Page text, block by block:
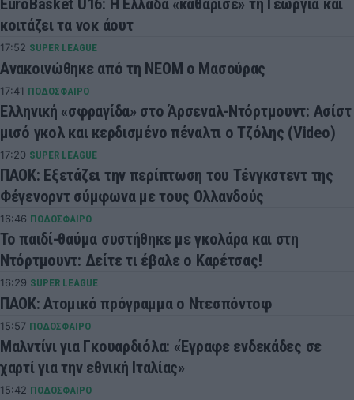
EuroBasket U16: Η Ελλάδα «καθάρισε» τη Γεωργία και
κοιτάζει τα νοκ άουτ
17:52 SUPER LEAGUE
Ανακοινώθηκε από τη ΝΕΟΜ ο Μασούρας
17:41 ΠΟΔΟΣΦΑΙΡΟ
Ελληνική «σφραγίδα» στο Άρσεναλ-Ντόρτμουντ: Ασίστ
μισό γκολ και κερδισμένο πέναλτι ο Τζόλης (Video)
17:20 SUPER LEAGUE
ΠΑΟΚ: Εξετάζει την περίπτωση του Τένγκστεντ της
Φέγενορντ σύμφωνα με τους Ολλανδούς
16:46 ΠΟΔΟΣΦΑΙΡΟ
Το παιδί-θαύμα συστήθηκε με γκολάρα και στη
Ντόρτμουντ: Δείτε τι έβαλε ο Καρέτσας!
16:29 SUPER LEAGUE
ΠΑΟΚ: Ατομικό πρόγραμμα ο Ντεσπόντοφ
15:57 ΠΟΔΟΣΦΑΙΡΟ
Μαλντίνι για Γκουαρδιόλα: «Έγραφε ενδεκάδες σε
χαρτί για την εθνική Ιταλίας»
15:42 ΠΟΔΟΣΦΑΙΡΟ